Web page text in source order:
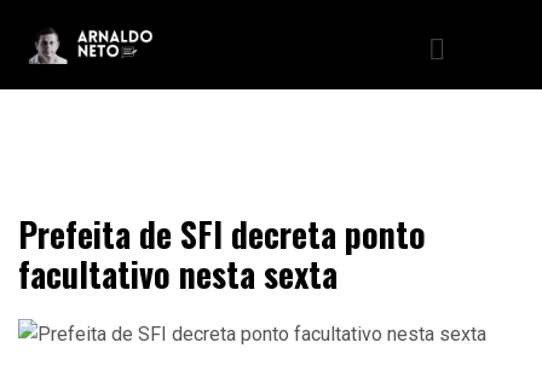
Prefeita de SFI decreta ponto
facultativo nesta sexta